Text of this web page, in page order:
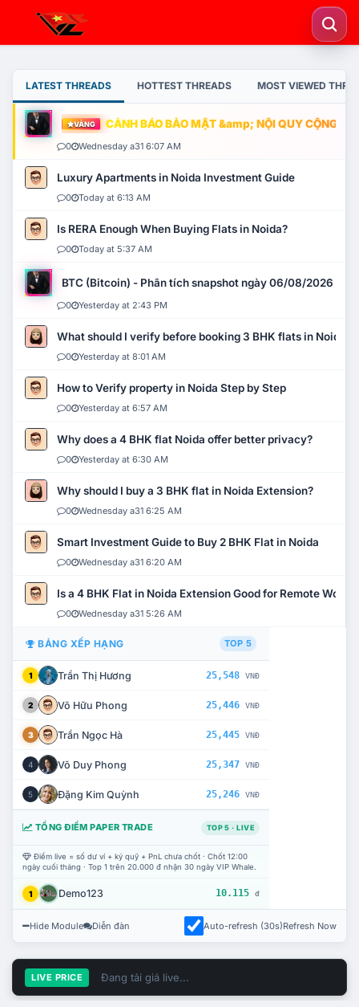
LATEST THREADS HOTTEST THREADS MOST VIEWED
VÀNG CẢNH BÁO BẢO MẬT &amp; NỘI QUY CỘNG
0 Wednesday a31 6:07 AM
Luxury Apartments in Noida Investment Guide
0 Today at 6:13 AM
Is RERA Enough When Buying Flats in Noida?
0 Today at 5:37 AM
BTC (Bitcoin) - Phân tích snapshot ngày 06/08/2026
0 Yesterday at 2:43 PM
What should I verify before booking 3 BHK flats in Noida?
0 Yesterday at 8:01 AM
How to Verify property in Noida Step by Step
0 Yesterday at 6:57 AM
Why does a 4 BHK flat Noida offer better privacy?
0 Yesterday at 6:30 AM
Why should I buy a 3 BHK flat in Noida Extension?
0 Wednesday a31 6:25 AM
Smart Investment Guide to Buy 2 BHK Flat in Noida
0 Wednesday a31 6:20 AM
Is a 4 BHK Flat in Noida Extension Good for Remote Work?
0 Wednesday a31 5:26 AM
BẢNG XẾP HẠNG TOP 5
1 Trần Thị Hương 25,548 VNĐ
2 Võ Hữu Phong 25,446 VNĐ
3 Trần Ngọc Hà 25,445 VNĐ
4 Võ Duy Phong 25,347 VNĐ
5 Đặng Kim Quỳnh 25,246 VNĐ
TỔNG ĐIỂM PAPER TRADE TOP 5 · LIVE
Điểm live = số dư ví + ký quỹ + PnL chưa chốt · Chốt 12:00
ngày cuối tháng · Top 1 trên 20.000 đ nhận 30 ngày VIP Whale.
1 Demo123 10.115 đ
Hide Module Diễn đàn Auto-refresh (30s)Refresh Now
LIVE PRICE Đang tải giá live...